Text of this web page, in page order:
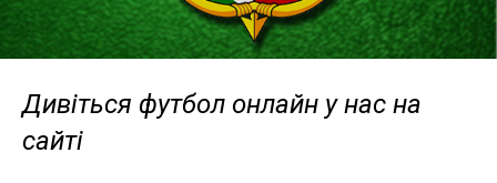
Дивіться футбол онлайн у нас на
сайті